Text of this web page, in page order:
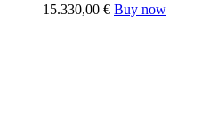
15.330,00 € Buy now